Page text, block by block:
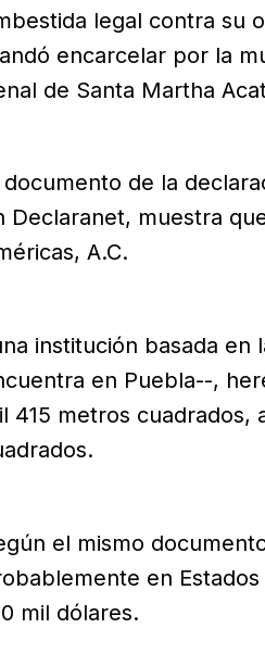
legal contra su
encarcelar por la
de Santa Martha
documento de la
Declaranet, muestra
A.C.
institución basada en
en Puebla--,
415 metros cuadrados,
el mismo
en
mil dólares.